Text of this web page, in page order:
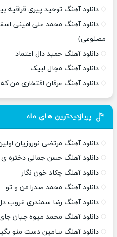
دانلود آهنگ توحید پیری
دانلود آهنگ محمد علی امینی
مصنوعی)
دانلود آهنگ حمید دال اعتماد
دانلود آهنگ مجال لبیک
دانلود آهنگ عرفان افتخاری من
پربازدیدترین های ماه
دانلود آهنگ مرتضی نوروزیان
دانلود آهنگ حسن جمالی دختره
دانلود آهنگ چکاد خون نگار
دانلود آهنگ محمد صدرا من و تو
دانلود آهنگ رضا سمندری غروب
دانلود آهنگ محمد میوه چیان
دانلود آهنگ سامین دست منو